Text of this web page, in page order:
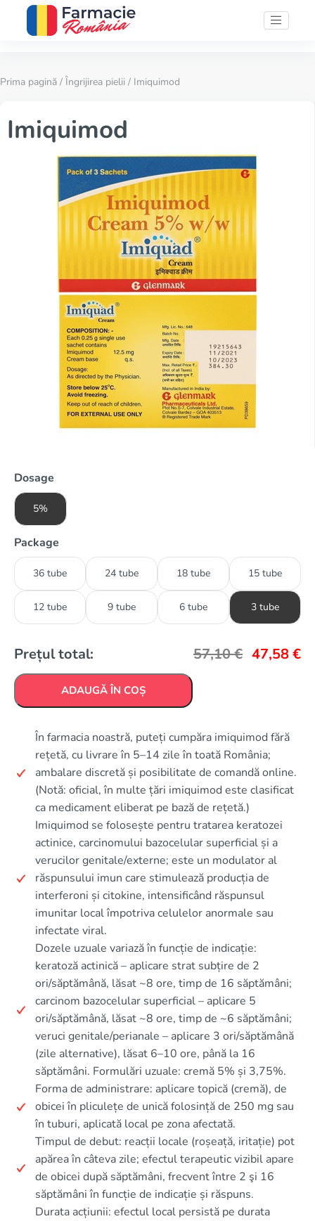
Prima pagină / Îngrijirea pielii / Imiquimod
Imiquimod
Dosage
5%
Package
36 tube 24 tube 18 tube 15 tube
12 tube 9 tube 6 tube 3 tube
Prețul total: 57,10€ 47,58€
ADAUGĂ ÎN COȘ
În farmacia noastră, puteți cumpăra imiquimod fără
rețetă, cu livrare în 5–14 zile în toată România;
ambalare discretă și posibilitate de comandă online.
(Notă: oficial, în multe țări imiquimod este clasificat
ca medicament eliberat pe bază de rețetă.)
Imiquimod se folosește pentru tratarea keratozei
actinice, carcinomului bazocelular superficial și a
verucilor genitale/externe; este un modulator al
răspunsului imun care stimulează producția de
interferoni și citokine, intensificând răspunsul
imunitar local împotriva celulelor anormale sau
infectate viral.
Dozele uzuale variază în funcție de indicație:
keratoză actinică – aplicare strat subțire de 2
ori/săptămână, lăsat ~8 ore, timp de 16 săptămâni;
carcinom bazocelular superficial – aplicare 5
ori/săptămână, lăsat ~8 ore, timp de ~6 săptămâni;
veruci genitale/perianale – aplicare 3 ori/săptămână
(zile alternative), lăsat 6–10 ore, până la 16
săptămâni. Formulări uzuale: cremă 5% și 3,75%.
Forma de administrare: aplicare topică (cremă), de
obicei în pliculețe de unică folosință de 250 mg sau
în tuburi, aplicată local pe zona afectată.
Timpul de debut: reacții locale (roșeață, iritație) pot
apărea în câteva zile; efectul terapeutic vizibil apare
de obicei după săptămâni, frecvent între 2 şi 16
săptămâni în funcție de indicație și răspuns.
Durata acțiunii: efectul local persistă pe durata